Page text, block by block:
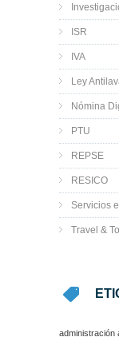
ISR
IVA
Ley
Nómina
PTU
REPSE
RESICO
Servicios
Travel &
administración